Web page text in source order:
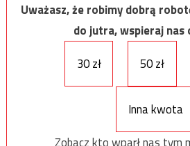
Uważasz, że robimy dobrą
do jutra, wspieraj nas
30 zł
50 zł
Inna kwota
Zobacz kto wparł nas tym